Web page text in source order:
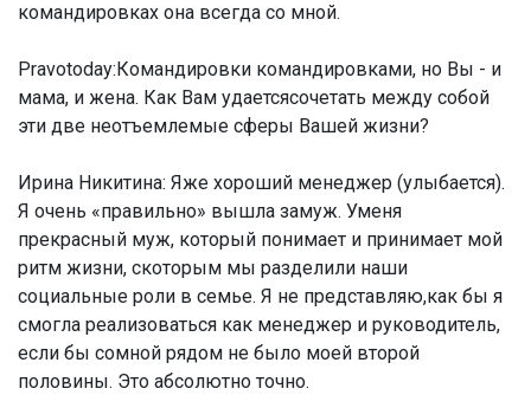
командировках она всегда со мной.
Pravotoday:Командировки командировками, но Вы - и
мама, и жена. Как Вам удаетсясочетать между собой
эти две неотъемлемые сферы Вашей жизни?
Ирина Никитина: Яже хороший менеджер (улыбается).
Я очень «правильно» вышла замуж. Уменя
прекрасный муж, который понимает и принимает мой
ритм жизни, скоторым мы разделили наши
социальные роли в семье. Я не представляю,как бы я
смогла реализоваться как менеджер и руководитель,
если бы сомной рядом не было моей второй
половины. Это абсолютно точно.